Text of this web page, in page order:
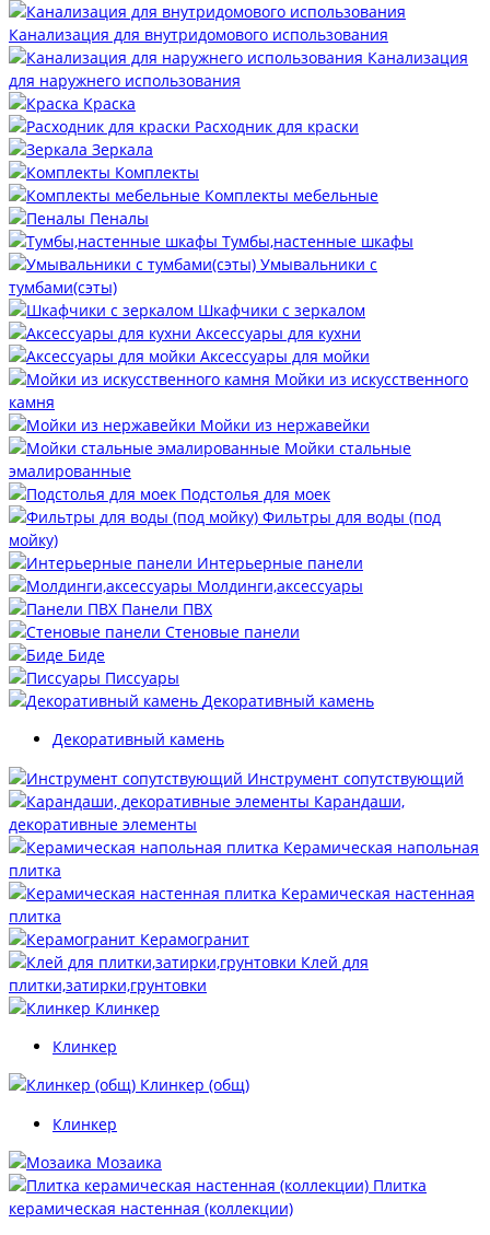
Канализация для внутридомового использования
Канализация
для наружнего использования
Краска
Расходник для краски
Зеркала
Комплекты
Комплекты мебельные
Пеналы
Тумбы,настенные шкафы
Умывальники с
тумбами(сэты)
Шкафчики с зеркалом
Аксессуары для кухни
Аксессуары для мойки
Мойки из искусственного
камня
Мойки из нержавейки
Мойки стальные
эмалированные
Подстолья для моек
Фильтры для воды (под
мойку)
Интерьерные панели
Молдинги,аксессуары
Панели ПВХ
Стеновые панели
Биде
Писсуары
Декоративный камень
Декоративный камень
Инструмент сопутствующий
Карандаши,
декоративные элементы
Керамическая напольная
плитка
Керамическая настенная
плитка
Керамогранит
Клей для
плитки,затирки,грунтовки
Клинкер
Клинкер
Клинкер (общ)
Клинкер
Мозаика
Плитка
керамическая настенная (коллекции)